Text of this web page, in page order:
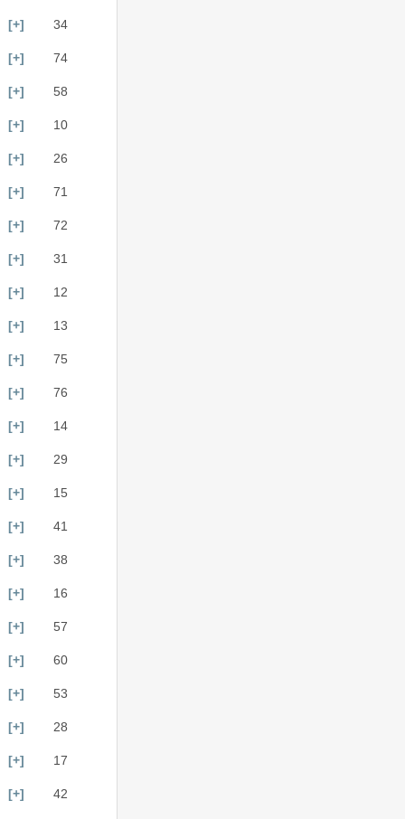
[+] 34
[+] 74
[+] 58
[+] 10
[+] 26
[+] 71
[+] 72
[+] 31
[+] 12
[+] 13
[+] 75
[+] 76
[+] 14
[+] 29
[+] 15
[+] 41
[+] 38
[+] 16
[+] 57
[+] 60
[+] 53
[+] 28
[+] 17
[+] 42